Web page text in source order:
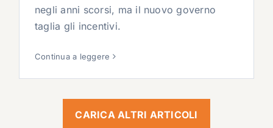
negli anni scorsi, ma il nuovo governo
taglia gli incentivi.
Continua a leggere
CARICA ALTRI ARTICOLI